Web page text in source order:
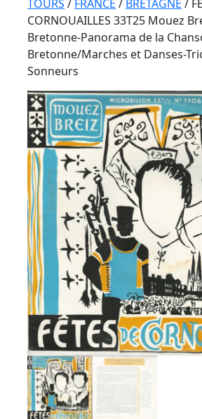
Button
TOURS / FRANCE / BRETAGNE /
CORNOUAILLES 33T25 Mouez
Bretonne-Panorama de la
Bretonne/Marches et Danses-
Sonneurs